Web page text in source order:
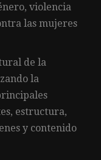
violencia
las mujeres
de la
la
estructura,
y contenido